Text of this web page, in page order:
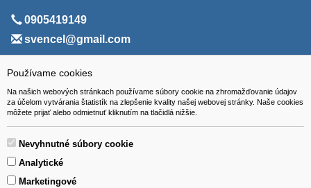
Používame cookies
Na našich webových stránkach používame súbory cookie na zhromažďovanie údajov
za účelom vytvárania štatistík na zlepšenie kvality našej webovej stránky. Naše cookies
môžete prijať alebo odmietnuť kliknutím na tlačidlá nižšie.
Nevyhnutné súbory cookie
Analytické
Marketingové
0905419149
svencel@gmail.com
ADRESA
VEST - tech s.r.o.
Hviezdoslavova 280/6, 965 01 Žiar nad Hronom
Slovakia (Slovak Republic)